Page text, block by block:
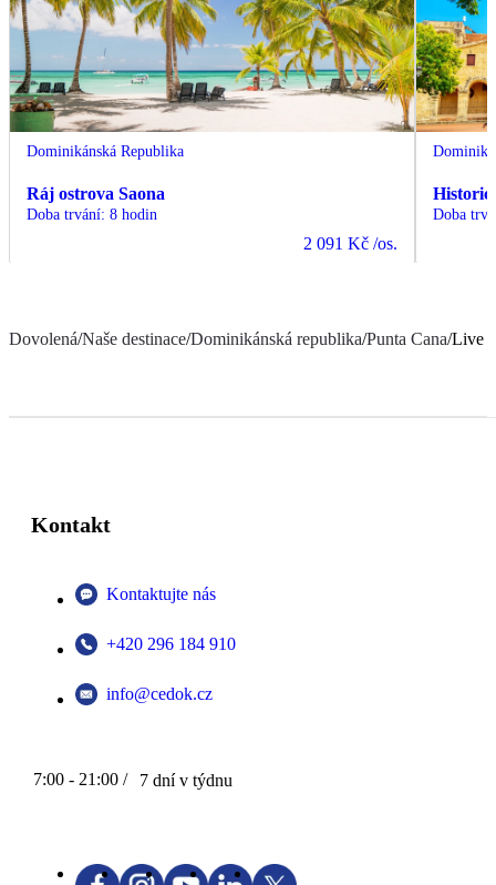
Dominikánská Republika
Ráj ostrova Saona
Doba trvání: 8 hodin
2 091 Kč /os.
Doba
Dovolená/Naše destinace/Dominikánská republika/Punta Cana/Live
Kontakt
Kontaktujte nás
+420 296 184 910
info@cedok.cz
7:00 - 21:00 / 7 dní v týdnu